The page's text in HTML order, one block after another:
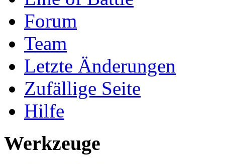
Forum
Team
Letzte Änderungen
Zufällige Seite
Hilfe
Werkzeuge